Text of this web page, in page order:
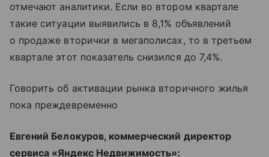
отмечают аналитики. Если во втором квартале
такие ситуации выявились в 8,1% объявлений
о продаже вторички в мегаполисах, то в третьем
квартале этот показатель снизился до 7,4%.
Говорить об активации рынка вторичного жилья
пока преждевременно
Евгений Белокуров, коммерческий директор
сервиса «Яндекс Недвижимость»: